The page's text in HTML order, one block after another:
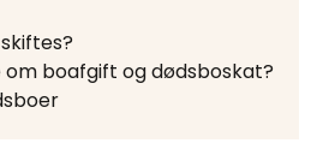
om boafgift og dødsboskat?